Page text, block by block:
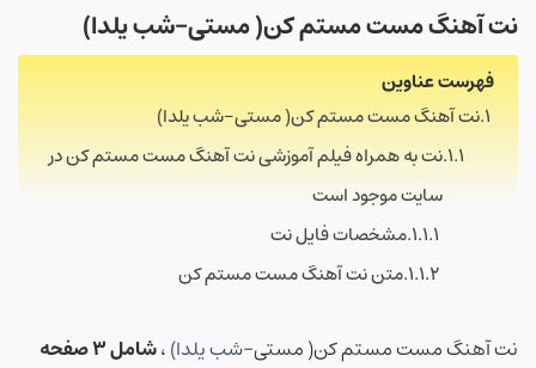
نت آهنگ مست مستم کن( مستی-شب یلدا)
فهرست عناوین
نت آهنگ مست مستم کن( مستی-شب یلدا)
نت به همراه فیلم آموزشی نت آهنگ مست مستم کن در
سایت موجود است
مشخصات فایل نت
متن نت آهنگ مست مستم کن
نت آهنگ مست مستم کن( مستی-شب یلدا)،شامل ۳ صفحه